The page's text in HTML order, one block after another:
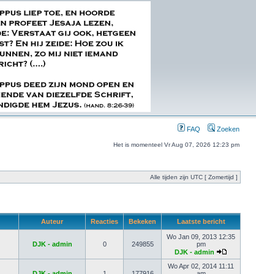
FAQ Zoeken
Het is momenteel Vr Aug 07, 2026 12:23 pm
Alle tijden zijn UTC [ Zomertijd ]
Auteur Reacties Bekeken Laatste bericht
DJK - admin 0 249855
Wo Jan 09, 2013 12:35
pm
DJK - admin
Wo Apr 02, 2014 11:11